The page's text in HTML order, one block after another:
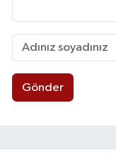
Gönder